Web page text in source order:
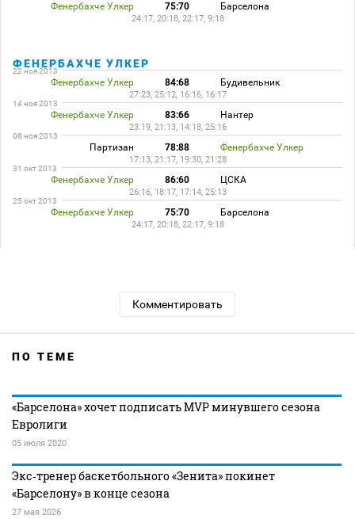
Фенербахче Улкер 75:70 Барселона
24:17, 20:18, 22:17, 9:18
ФЕНЕРБАХЧЕ УЛКЕР
22 ноя 2013
Фенербахче Улкер 84:68 Будивельник
27:23, 25:12, 16:16, 16:17
14 ноя 2013
Фенербахче Улкер 83:66 Нантер
23:19, 21:13, 14:18, 25:16
08 ноя 2013
Партизан 78:88 Фенербахче Улкер
17:13, 21:17, 19:30, 21:28
31 окт 2013
Фенербахче Улкер 86:60 ЦСКА
26:16, 18:17, 17:14, 25:13
25 окт 2013
Фенербахче Улкер 75:70 Барселона
24:17, 20:18, 22:17, 9:18
Комментировать
ПО ТЕМЕ
«Барселона» хочет подписать MVP минувшего сезона
Евролиги
05 июля 2020
Экс‑тренер баскетбольного «Зенита» покинет
«Барселону» в конце сезона
27 мая 2026